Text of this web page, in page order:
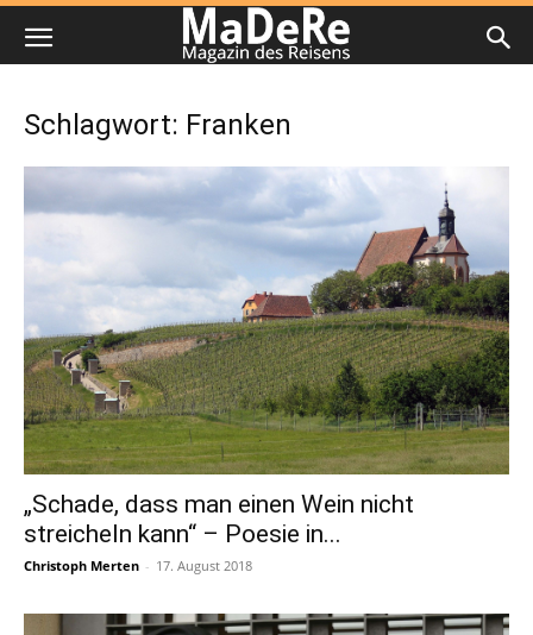
Schlagwort: Franken
„Schade, dass man einen Wein nicht
streicheln kann“ – Poesie in...
Christoph Merten - 17. August 2018